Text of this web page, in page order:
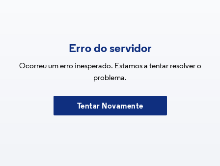
Erro do servidor
Ocorreu um erro inesperado. Estamos a tentar resolver o
problema.
Tentar Novamente